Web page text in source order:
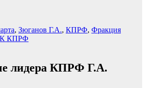
, Зюганов Г.А., КПРФ, Фракция
КПРФ
лидера КПРФ Г.А.